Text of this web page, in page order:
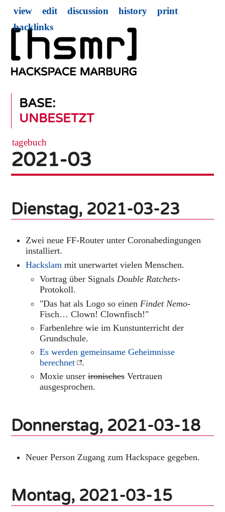
BASE:
UNBESETZT
view edit discussion history
print
backlinks
tagebuch
2021-03
Dienstag, 2021-03-23
Zwei neue FF-Router unter Coronabedingungen
installiert.
Hackslam mit unerwartet vielen Menschen.
Vortrag über Signals Double Ratchets-
Protokoll.
"Das hat als Logo so einen Findet Nemo-
Fisch… Clown! Clownfisch!"
Farbenlehre wie im Kunstunterricht der
Grundschule.
Es werden gemeinsame Geheimnisse
berechnet
.
Moxie unserironischesVertrauen
ausgesprochen.
Donnerstag, 2021-03-18
Neuer Person Zugang zum Hackspace gegeben.
Montag, 2021-03-15